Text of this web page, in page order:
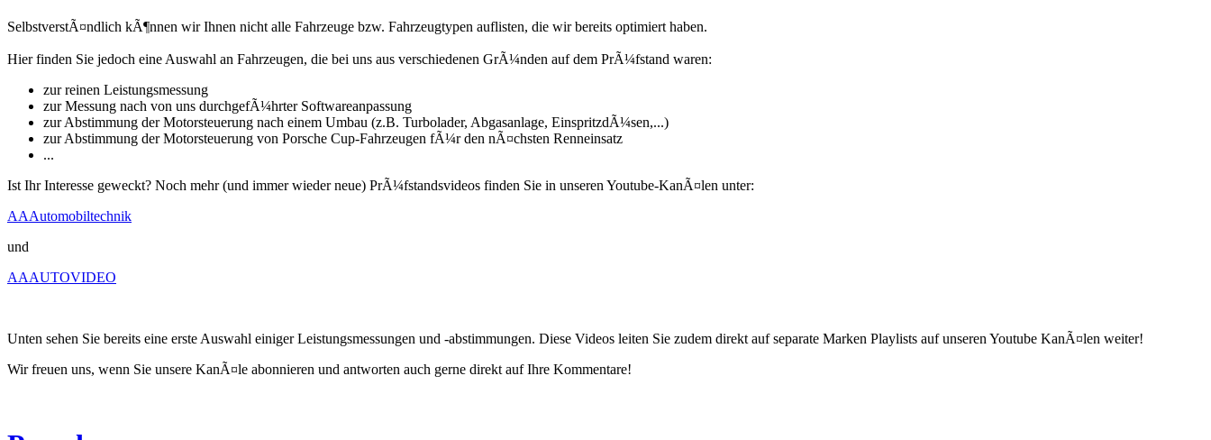
SelbstverstÃ¤ndlich kÃ¶nnen wir Ihnen nicht alle Fahrzeuge bzw. Fahrzeugtypen auflisten, die wir bereits optimiert haben.
Hier finden Sie jedoch eine Auswahl an Fahrzeugen, die bei uns aus verschiedenen GrÃ¼nden auf dem PrÃ¼fstand waren:
zur reinen Leistungsmessung
zur Messung nach von uns durchgefÃ¼hrter Softwareanpassung
zur Abstimmung der Motorsteuerung nach einem Umbau (z.B. Turbolader, Abgasanlage, EinspritzdÃ¼sen,...)
zur Abstimmung der Motorsteuerung von Porsche Cup-Fahrzeugen fÃ¼r den nÃ¤chsten Renneinsatz
...
Ist Ihr Interesse geweckt? Noch mehr (und immer wieder neue) PrÃ¼fstandsvideos finden Sie in unseren Youtube-KanÃ¤len unter:
AAAutomobiltechnik
und
AAAUTOVIDEO
Unten sehen Sie bereits eine erste Auswahl einiger Leistungsmessungen und -abstimmungen. Diese Videos leiten Sie zudem direkt auf separate Marken Playlists auf unseren Youtube KanÃ¤len weiter!
Wir freuen uns, wenn Sie unsere KanÃ¤le abonnieren und antworten auch gerne direkt auf Ihre Kommentare!